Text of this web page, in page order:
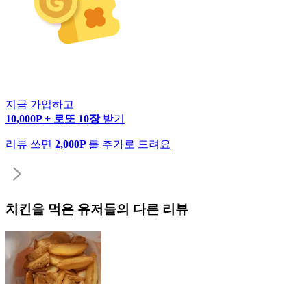
지금 가입하고
10,000P + 로또 10장 받기
리뷰 쓰면 2,000P 를 추가로 드려요
치킨을 먹은 유저들의 다른 리뷰